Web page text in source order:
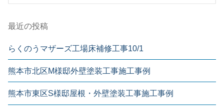
最近の投稿
らくのうマザーズ工場床補修工事10/1
熊本市北区M様邸外壁塗装工事施工事例
熊本市東区S様邸屋根・外壁塗装工事施工事例